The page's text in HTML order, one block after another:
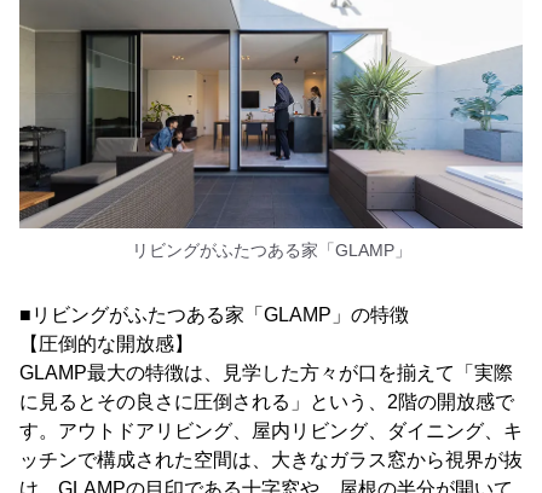
リビングがふたつある家「GLAMP」
■リビングがふたつある家「GLAMP」の特徴
【圧倒的な開放感】
GLAMP最大の特徴は、見学した方々が口を揃えて「実際
に見るとその良さに圧倒される」という、2階の開放感で
す。アウトドアリビング、屋内リビング、ダイニング、キ
ッチンで構成された空間は、大きなガラス窓から視界が抜
け、GLAMPの目印である十字窓や、屋根の半分が開いて